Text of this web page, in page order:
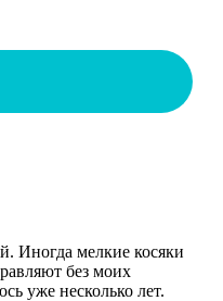
Иногда мелкие косяки
без моих
уже несколько лет.